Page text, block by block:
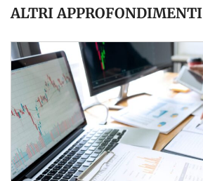
ALTRI APPROFONDIMENTI